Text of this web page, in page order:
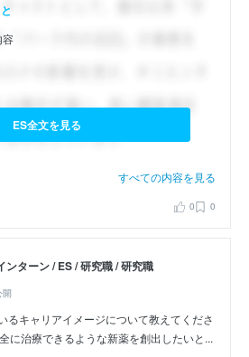
容
ES全文を見る
すべての内容を見る
0 0
ンターン / ES / 研究職 / 研究職
開
るキャリアイメージについて教えてくださ
に治療できるような新薬を創出したいと...